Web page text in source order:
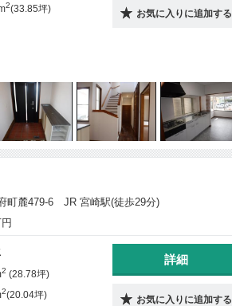
2(33.85坪)
お気に入りに追加する
町麓479-6 JR 宮崎駅(徒歩29分)
2 (28.78坪)
2(20.04坪)
詳細
お気に入りに追加する